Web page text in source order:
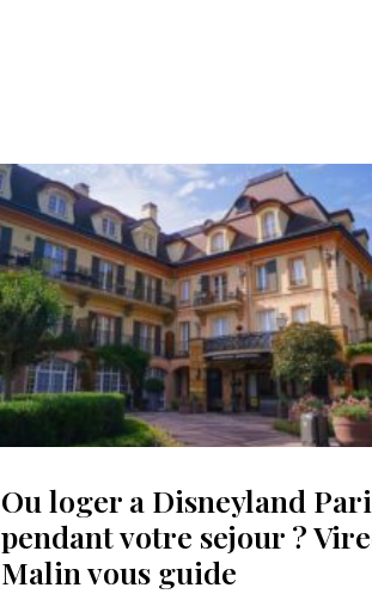
Ou loger a Disneyland
pendant votre sejour ?
Malin vous guide